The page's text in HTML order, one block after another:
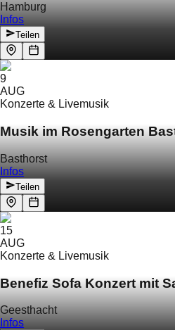
Hamburg
Infos
Teilen
9
AUG
Konzerte & Livemusik
Musik im Rosengarten
Basthorst
Infos
Teilen
15
AUG
Konzerte & Livemusik
Benefiz Sofa Konzert mit
Geesthacht
Infos